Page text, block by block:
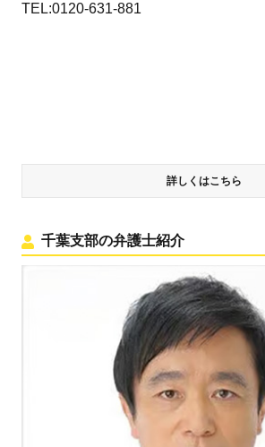
TEL:0120-631-881
詳しくはこちら
千葉支部の弁護士紹介